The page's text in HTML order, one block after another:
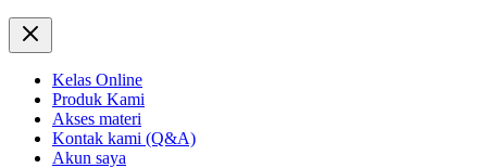
Kelas Online
Produk Kami
Akses materi
Kontak kami (Q&A)
Akun saya